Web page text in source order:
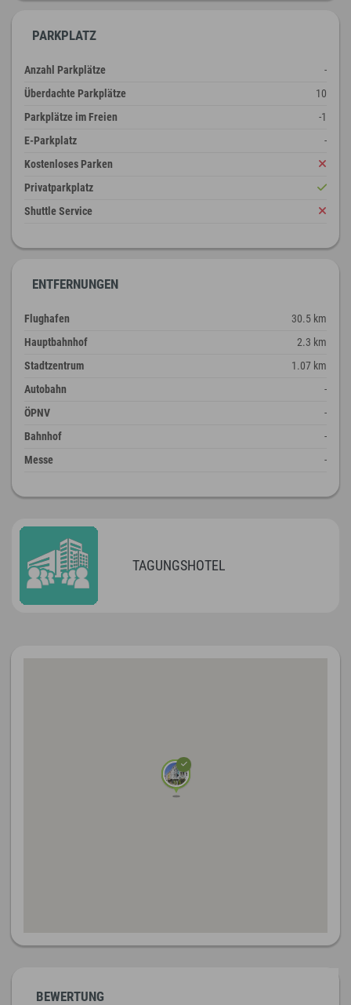
PARKPLATZ
Anzahl Parkplätze
-
Überdachte Parkplätze
10
Parkplätze im Freien
-1
E-Parkplatz
-
Kostenloses Parken
Privatparkplatz
Shuttle Service
ENTFERNUNGEN
Flughafen
30.5 km
Hauptbahnhof
2.3 km
Stadtzentrum
1.07 km
Autobahn
-
ÖPNV
-
Bahnhof
-
Messe
-
TAGUNGSHOTEL
BEWERTUNG